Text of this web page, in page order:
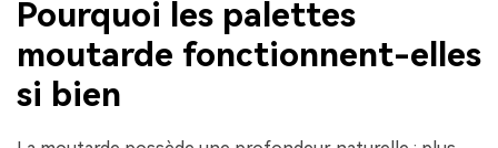
Pourquoi les palettes
moutarde fonctionnent-elles
si bien